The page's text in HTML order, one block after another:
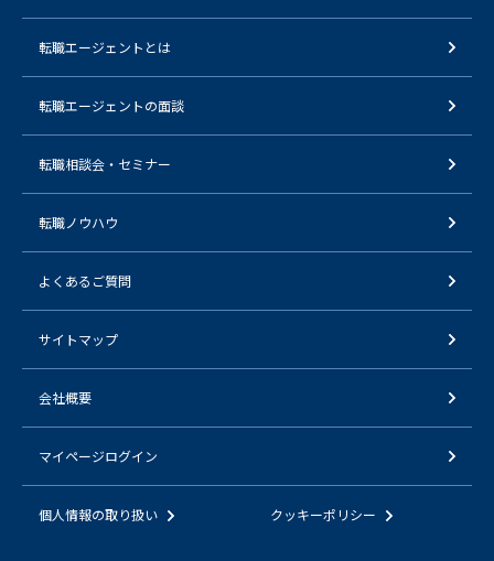
転職エージェントとは
転職エージェントの面談
転職相談会・セミナー
転職ノウハウ
よくあるご質問
サイトマップ
会社概要
マイページログイン
個人情報の取り扱い クッキーポリシー